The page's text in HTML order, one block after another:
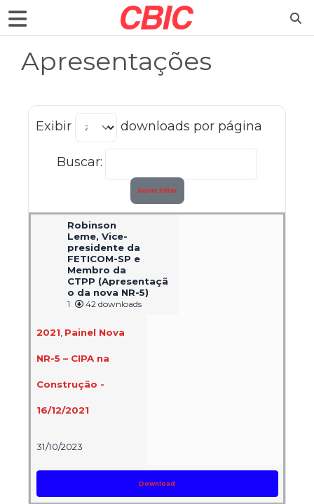
Apresentações
Exibir downloads por página
Buscar:
Reset Filter
Robinson
Leme, Vice-
presidente da
FETICOM-SP e
Membro da
CTPP (Apresentaçã
o da nova NR-5)
1 42 downloads
2021 Painel Nova
NR-5 – CIPA na
Construção -
16/12/2021
31/10/2023
Download